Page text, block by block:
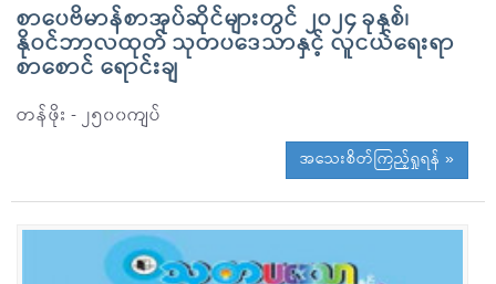
စာပေဗိမာန်စာအုပ်ဆိုင်များတွင် ၂၀၂၄ ခုနှစ်၊
နိုဝင်ဘာလထုတ် သုတပဒေသာနှင့် လူငယ်ရေးရာ
စာစောင် ရောင်းချ
တန်ဖိုး - ၂၅၀၀ကျပ်
အသေးစိတ်ကြည့်ရှုရန် »